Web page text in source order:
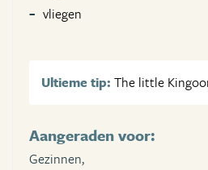
vliegen
Ultieme tip: The little
Aangeraden voor:
Gezinnen,